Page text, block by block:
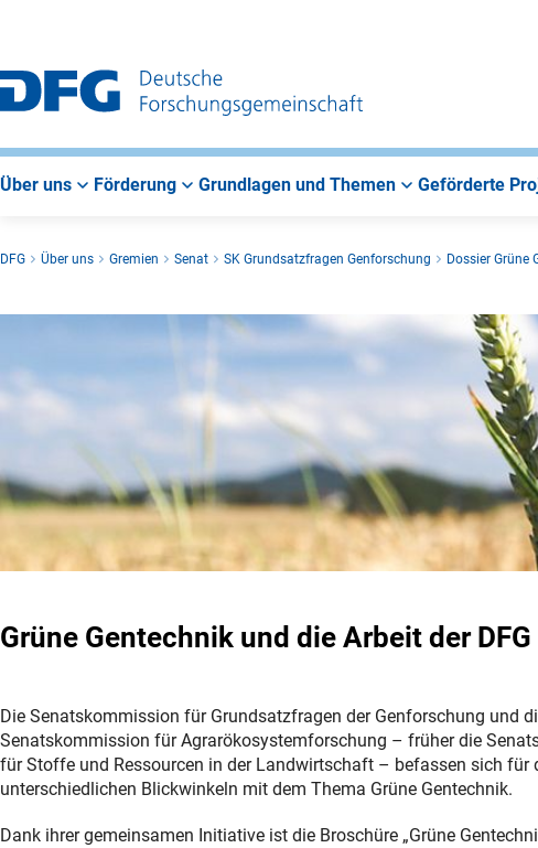
Über uns Förderung Grundlagen und Themen Geförderte
DFG Über uns Gremien Senat SK Grundsatzfragen Genforschung Dossier Grüne
Grüne Gentechnik und die Arbeit der DFG
Die Senatskommission für Grundsatzfragen der Genforschung und
Senatskommission für Agrarökosystemforschung – früher die
für Stoffe und Ressourcen in der Landwirtschaft – befassen sich für
unterschiedlichen Blickwinkeln mit dem Thema Grüne Gentechnik.
Dank ihrer gemeinsamen Initiative ist die Broschüre „Grüne